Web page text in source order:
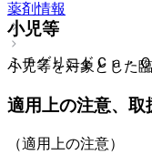
薬剤情報
ミチグリニドＣａ・
小児等
小児等を対象とした
適用上の注意、取
（適用上の注意）